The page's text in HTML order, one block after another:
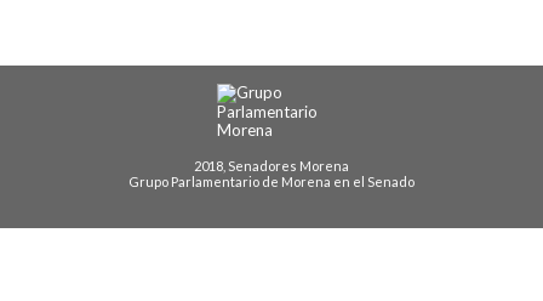
2018, Senadores Morena
Grupo Parlamentario de Morena en el Senado